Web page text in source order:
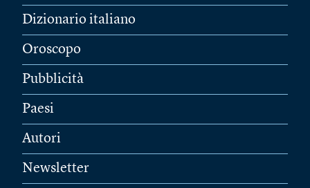
Dizionario italiano
Oroscopo
Pubblicità
Paesi
Autori
Newsletter